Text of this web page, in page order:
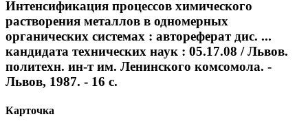
Интенсификация процессов химического
растворения металлов в одномерных
органических системах : автореферат дис. ...
кандидата технических наук : 05.17.08 / Львов.
политехн. ин-т им. Ленинского комсомола. -
Львов, 1987. - 16 с.
Карточка